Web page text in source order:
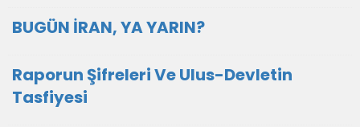
BUGÜN İRAN, YA YARIN?
Raporun Şifreleri Ve Ulus-Devletin
Tasfiyesi